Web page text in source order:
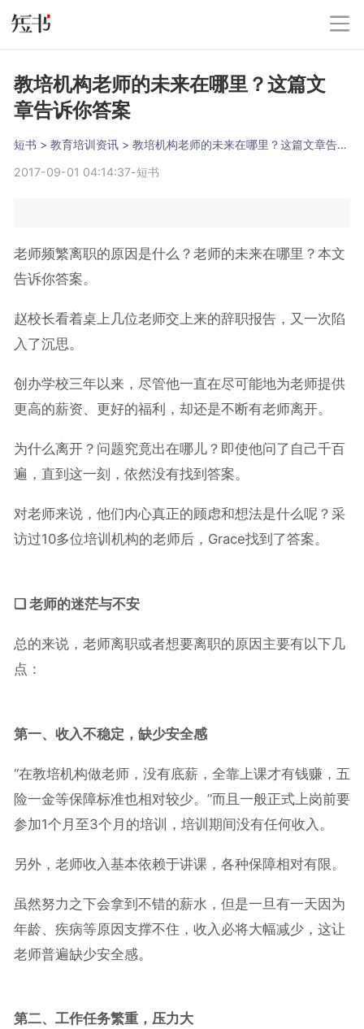
教培机构老师的未来在哪里？这篇文
章告诉你答案
短书 > 教育培训资讯 >
教培机构老师的未来在哪里？这篇文章告诉你答案
2017-09-01 04:14:37-短书
老师频繁离职的原因是什么？老师的未来在哪里？本文
告诉你答案。
赵校长看着桌上几位老师交上来的辞职报告，又一次陷
入了沉思。
创办学校三年以来，尽管他一直在尽可能地为老师提供
更高的薪资、更好的福利，却还是不断有老师离开。
为什么离开？问题究竟出在哪儿？即使他问了自己千百
遍，直到这一刻，依然没有找到答案。
对老师来说，他们内心真正的顾虑和想法是什么呢？采
访过10多位培训机构的老师后，Grace找到了答案。
❑ 老师的迷茫与不安
总的来说，老师离职或者想要离职的原因主要有以下几
点：
第一、收入不稳定，缺少安全感
“在教培机构做老师，没有底薪，全靠上课才有钱赚，五
险一金等保障标准也相对较少。”而且一般正式上岗前要
参加1个月至3个月的培训，培训期间没有任何收入。
另外，老师收入基本依赖于讲课，各种保障相对有限。
虽然努力之下会拿到不错的薪水，但是一旦有一天因为
年龄、疾病等原因支撑不住，收入必将大幅减少，这让
老师普遍缺少安全感。
第二、工作任务繁重，压力大